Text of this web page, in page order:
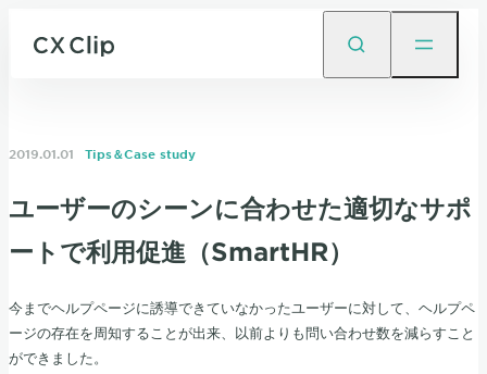
2019.01.01 Tips＆Case study
ユーザーのシーンに合わせた適切なサポ
ートで利用促進（SmartHR）
今までヘルプページに誘導できていなかったユーザーに対して、ヘルプペ
ージの存在を周知することが出来、以前よりも問い合わせ数を減らすこと
ができました。